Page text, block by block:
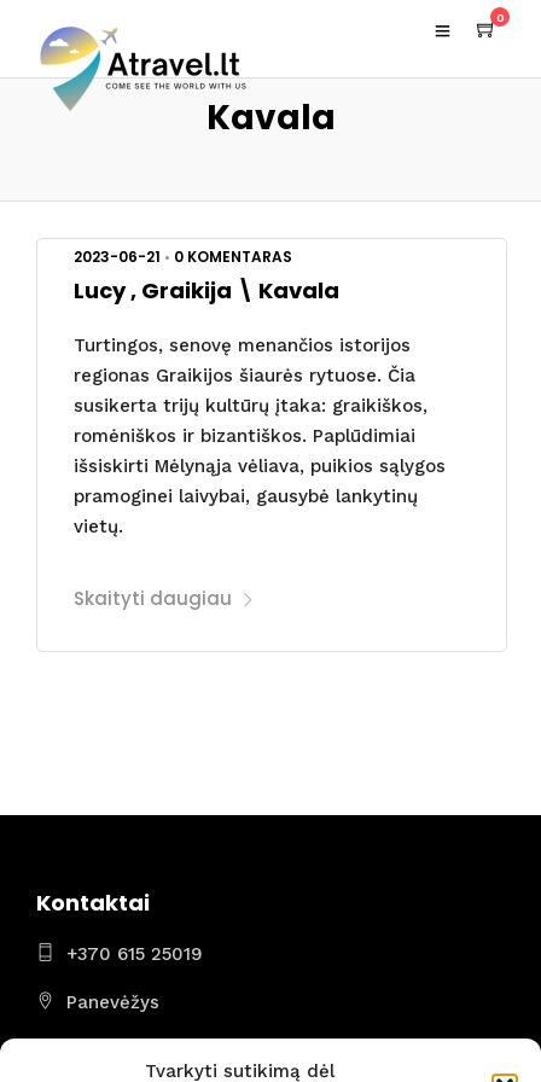
Tvarkyti sutikimą dėl
0
Kavala
2023-06-21 • 0 KOMENTARAS
Lucy , Graikija \ Kavala
Turtingos, senovę menančios istorijos
regionas Graikijos šiaurės rytuose. Čia
susikerta trijų kultūrų įtaka: graikiškos,
romėniškos ir bizantiškos. Paplūdimiai
išsiskirti Mėlynąja vėliava, puikios sąlygos
pramoginei laivybai, gausybė lankytinų
vietų.
Skaityti daugiau
Kontaktai
+370 615 25019
Panevėžys